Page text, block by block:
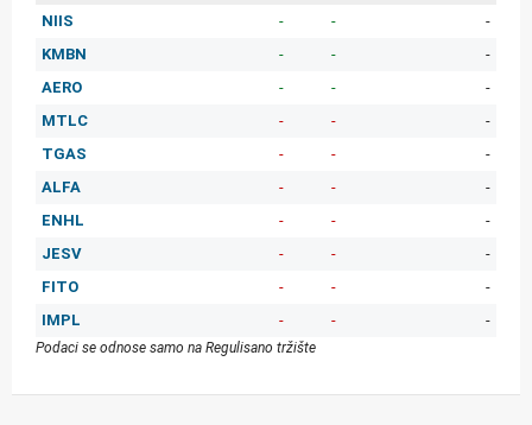
NIIS
- -
-
KMBN
- -
-
AERO
- -
-
MTLC
- -
-
TGAS
- -
-
ALFA
- -
-
ENHL
- -
-
JESV
- -
-
FITO
- -
-
IMPL
- - -
Podaci se odnose samo na Regulisano tržište